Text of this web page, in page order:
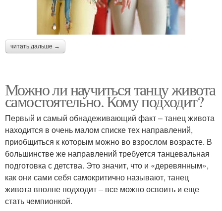
читать дальше →
Можно ли научиться танцу живота
самостоятельно. Кому подходит?
Первый и самый обнадеживающий факт – танец живота
находится в очень малом списке тех направлений,
приобщиться к которым можно во взрослом возрасте. В
большинстве же направлений требуется танцевальная
подготовка с детства. Это значит, что и «деревянным»,
как они сами себя самокритично называют, танец
живота вполне подходит – все можно освоить и еще
стать чемпионкой.